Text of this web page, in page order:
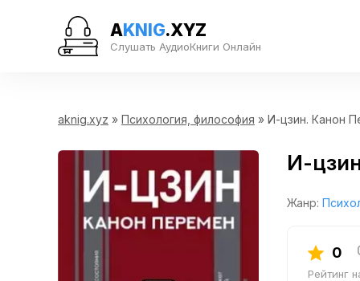
AKNIG.XYZ
Слушать АудиоКниги Онлайн
aknig.xyz » Психология, философия » И-цзин. Канон
И-
Жанр:
0
Рейтинг